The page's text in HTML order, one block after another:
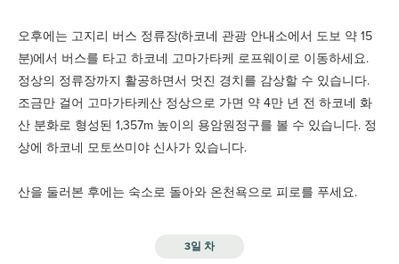
오후에는 고지리 버스 정류장(하코네 관광 안내소에서 도보 약 15
분)에서 버스를 타고 하코네 고마가타케 로프웨이로 이동하세요.
정상의 정류장까지 활공하면서 멋진 경치를 감상할 수 있습니다.
조금만 걸어 고마가타케산 정상으로 가면 약 4만 년 전 하코네 화
산 분화로 형성된 1,357m 높이의 용암원정구를 볼 수 있습니다. 정
상에 하코네 모토쓰미야 신사가 있습니다.
산을 둘러본 후에는 숙소로 돌아와 온천욕으로 피로를 푸세요.
3일 차